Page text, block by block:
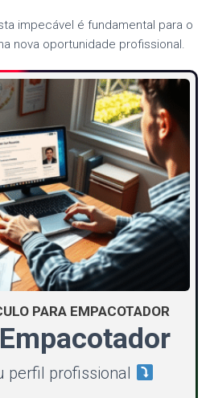
impecável é fundamental para o
nova oportunidade profissional.
PARA EMPACOTADOR
perfil profissional